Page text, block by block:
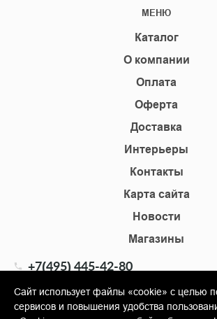
МЕНЮ
Каталог
О компании
Оплата
Оферта
Доставка
Интерьеры
Контакты
Карта сайта
Новости
Магазины
+7(495) 445-42-80
info@shopkm.ru
Сайт использует файлы «cookie» с целью
сервисов и повышения удобства